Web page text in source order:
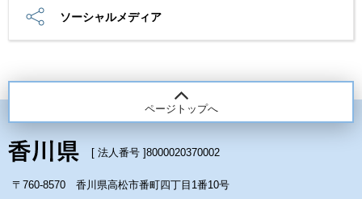
ソーシャルメディア
ページトップへ
[ 法人番号 ]8000020370002
〒760-8570 香川県高松市番町四丁目1番10号